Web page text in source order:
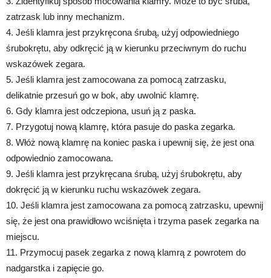
zatrzask lub inny mechanizm.
4. Jeśli klamra jest przykręcona śrubą, użyj odpowiedniego
śrubokrętu, aby odkręcić ją w kierunku przeciwnym do ruchu
wskazówek zegara.
5. Jeśli klamra jest zamocowana za pomocą zatrzasku,
delikatnie przesuń go w bok, aby uwolnić klamrę.
6. Gdy klamra jest odczepiona, usuń ją z paska.
7. Przygotuj nową klamrę, która pasuje do paska zegarka.
8. Włóż nową klamrę na koniec paska i upewnij się, że jest ona
odpowiednio zamocowana.
9. Jeśli klamra jest przykręcana śrubą, użyj śrubokrętu, aby
dokręcić ją w kierunku ruchu wskazówek zegara.
10. Jeśli klamra jest zamocowana za pomocą zatrzasku, upewnij
się, że jest ona prawidłowo wciśnięta i trzyma pasek zegarka na
miejscu.
11. Przymocuj pasek zegarka z nową klamrą z powrotem do
nadgarstka i zapięcie go.